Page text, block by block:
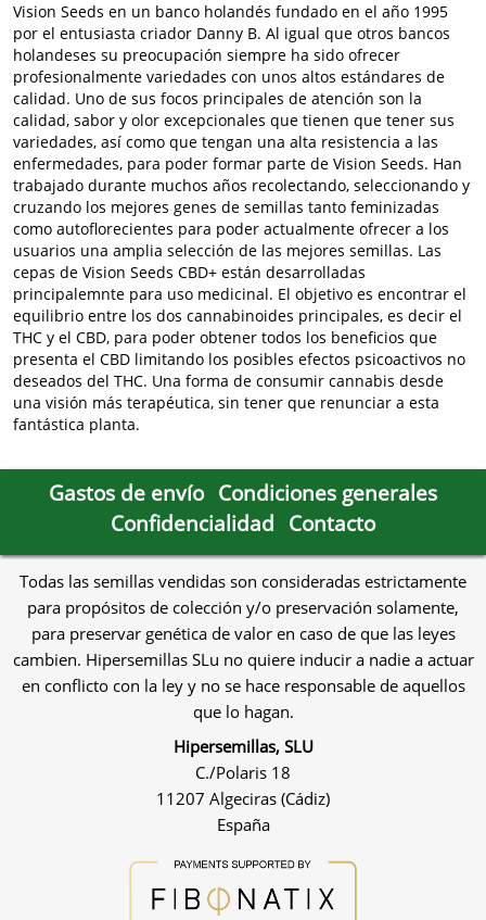
Vision Seeds en un banco holandés fundado en el año 1995
por el entusiasta criador Danny B. Al igual que otros bancos
holandeses su preocupación siempre ha sido ofrecer
profesionalmente variedades con unos altos estándares de
calidad. Uno de sus focos principales de atención son la
calidad, sabor y olor excepcionales que tienen que tener sus
variedades, así como que tengan una alta resistencia a las
enfermedades, para poder formar parte de Vision Seeds. Han
trabajado durante muchos años recolectando, seleccionando y
cruzando los mejores genes de semillas tanto feminizadas
como autoflorecientes para poder actualmente ofrecer a los
usuarios una amplia selección de las mejores semillas. Las
cepas de Vision Seeds CBD+ están desarrolladas
principalemnte para uso medicinal. El objetivo es encontrar el
equilibrio entre los dos cannabinoides principales, es decir el
THC y el CBD, para poder obtener todos los beneficios que
presenta el CBD limitando los posibles efectos psicoactivos no
deseados del THC. Una forma de consumir cannabis desde
una visión más terapéutica, sin tener que renunciar a esta
fantástica planta.
Gastos de envío Condiciones generales
Confidencialidad Contacto
Todas las semillas vendidas son consideradas estrictamente
para propósitos de colección y/o preservación solamente,
para preservar genética de valor en caso de que las leyes
cambien. Hipersemillas SLu no quiere inducir a nadie a actuar
en conflicto con la ley y no se hace responsable de aquellos
que lo hagan.
Hipersemillas, SLU
C./Polaris 18
11207 Algeciras (Cádiz)
España